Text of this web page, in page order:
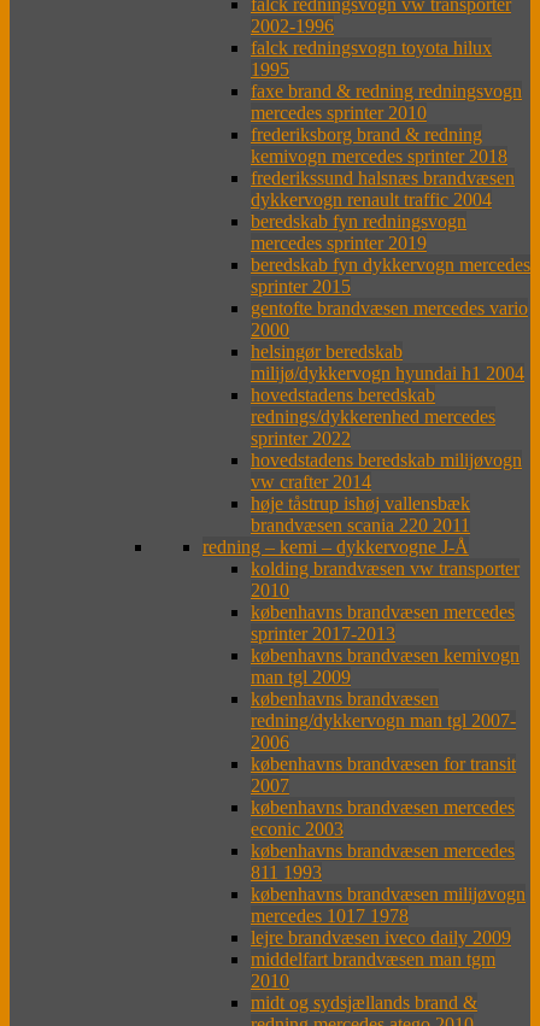
falck redningsvogn vw transporter
2002-1996
falck redningsvogn toyota hilux
1995
faxe brand & redning redningsvogn
mercedes sprinter 2010
frederiksborg brand & redning
kemivogn mercedes sprinter 2018
frederikssund halsnæs brandvæsen
dykkervogn renault traffic 2004
beredskab fyn redningsvogn
mercedes sprinter 2019
beredskab fyn dykkervogn mercedes
sprinter 2015
gentofte brandvæsen mercedes vario
2000
helsingør beredskab
milijø/dykkervogn hyundai h1 2004
hovedstadens beredskab
rednings/dykkerenhed mercedes
sprinter 2022
hovedstadens beredskab milijøvogn
vw crafter 2014
høje tåstrup ishøj vallensbæk
brandvæsen scania 220 2011
redning – kemi – dykkervogne J-Å
kolding brandvæsen vw transporter
2010
københavns brandvæsen mercedes
sprinter 2017-2013
københavns brandvæsen kemivogn
man tgl 2009
københavns brandvæsen
redning/dykkervogn man tgl 2007-
2006
københavns brandvæsen for transit
2007
københavns brandvæsen mercedes
econic 2003
københavns brandvæsen mercedes
811 1993
københavns brandvæsen milijøvogn
mercedes 1017 1978
lejre brandvæsen iveco daily 2009
middelfart brandvæsen man tgm
2010
midt og sydsjællands brand &